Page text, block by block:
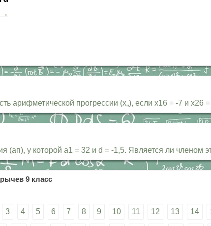
→
арифметической прогрессии (х„), если х16 = -7 и х26 =
(ап), у которой а1 = 32 и d = -1,5. Является ли членом
9 класс
3 4 5 6 7 8 9 10 11 12 13 14